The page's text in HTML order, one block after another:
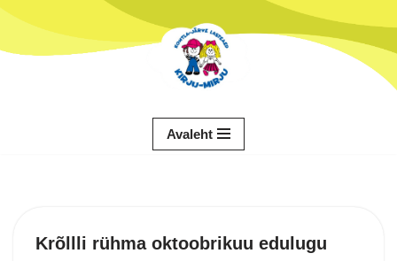
Avaleht
Krõllli rühma oktoobrikuu edulugu